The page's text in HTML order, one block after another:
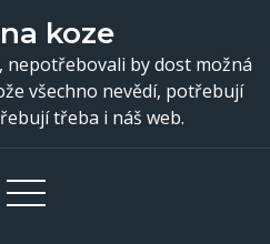
koze
nepotřebovali by dost možná
všechno nevědí, potřebují
třeba i náš web.